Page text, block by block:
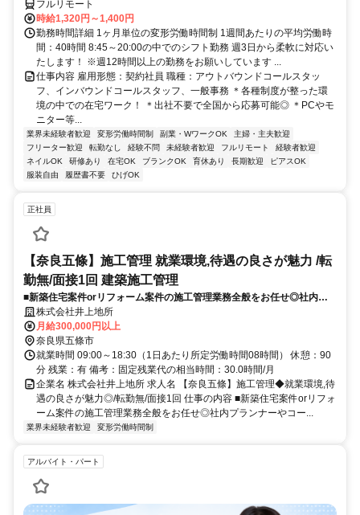
フルリモート
時給1,320円～1,400円
勤務時間詳細 1ヶ月単位の変形労働時間制 1週間あたりの平均労働時
間：40時間 8:45～20:00の中でのシフト勤務 週3日から柔軟に対応い
たします！ ※週12時間以上の勤務をお願いしています ...
仕事内容 雇用形態：契約社員 職種：アウトバウンドコールスタッ
フ、インバウンドコールスタッフ、一般事務 ＊各種制度が整った環
境の中での在宅ワーク！ ＊出社不要で全国から応募可能◎ ＊PCやモ
ニター等...
業界未経験者歓迎 変形労働時間制 副業・WワークOK
主婦・主夫歓迎
フリーター歓迎
転勤なし 経験不問 未経験者歓迎 フルリモート
経験者歓迎
ネイルOK
研修あり 在宅OK ブランクOK 育休あり 長期歓迎
ピアスOK
服装自由
履歴書不要 ひげOK
正社員
【奈良五條】施工管理 就業環境,待遇の良さが魅力 /転
勤無/面接1回 建築施工管理
■新築住宅案件orリフォーム案件の施工管理業務全般をお任せ◎社内プ
ランナーやコーディネーターによる設計図面を受けて,積算や資材.パート
ナー企業への発注業務,現場監督業務を担当/資格取得のサポートも充実
株式会社井上地所
月給300,000円以上
奈良県五條市
就業時間 09:00～18:30（1日あたり所定労働時間08時間） 休憩：90
分 残業：有 備考：固定残業代の相当時間：30.0時間/月
企業名 株式会社井上地所 求人名 【奈良五條】施工管理◆就業環境,待
遇の良さが魅力◎/転勤無/面接1回 仕事の内容 ■新築住宅案件orリフォ
ーム案件の施工管理業務全般をお任せ◎社内プランナーやコー...
業界未経験者歓迎 変形労働時間制
アルバイト・パート